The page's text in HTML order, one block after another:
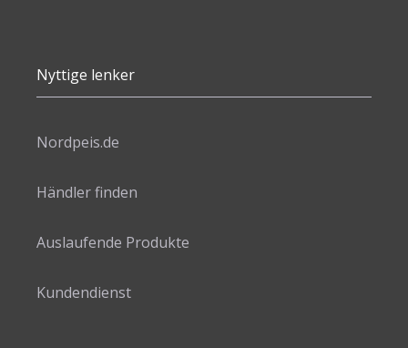
Nyttige lenker
Nordpeis.de
Händler finden
Auslaufende Produkte
Kundendienst